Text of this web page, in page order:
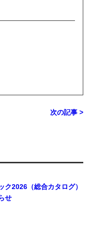
次の記事 >
ク2026（総合カタログ）
せ